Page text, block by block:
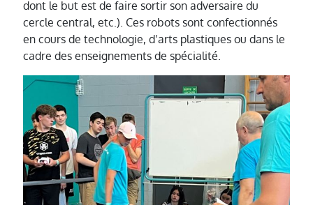
dont le but est de faire sortir son adversaire du
cercle central, etc.). Ces robots sont confectionnés
en cours de technologie, d’arts plastiques ou dans le
cadre des enseignements de spécialité.